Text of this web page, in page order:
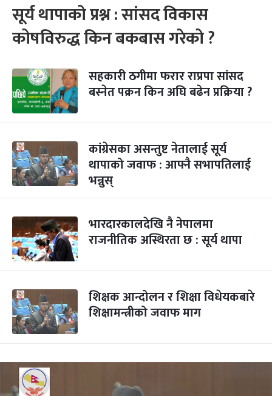
सूर्य थापाको प्रश्न : सांसद विकास
कोषविरुद्ध किन बकबास गरेको ?
सहकारी ठगीमा फरार राप्रपा सांसद
बस्नेत पक्रन किन अघि बढेन प्रक्रिया ?
कांग्रेसका असन्तुष्ट नेतालाई सूर्य
थापाको जवाफ : आफ्नै सभापतिलाई
भन्नुस्
भारदारकालदेखि नै नेपालमा
राजनीतिक अस्थिरता छ : सूर्य थापा
शिक्षक आन्दोलन र शिक्षा विधेयकबारे
शिक्षामन्त्रीको जवाफ माग